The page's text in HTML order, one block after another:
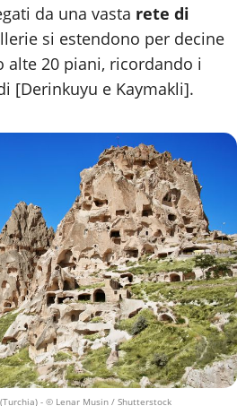
da una vasta rete di
si estendono per decine
20 piani, ricordando i
[Derinkuyu e Kaymakli].
- © Lenar Musin / Shutterstock